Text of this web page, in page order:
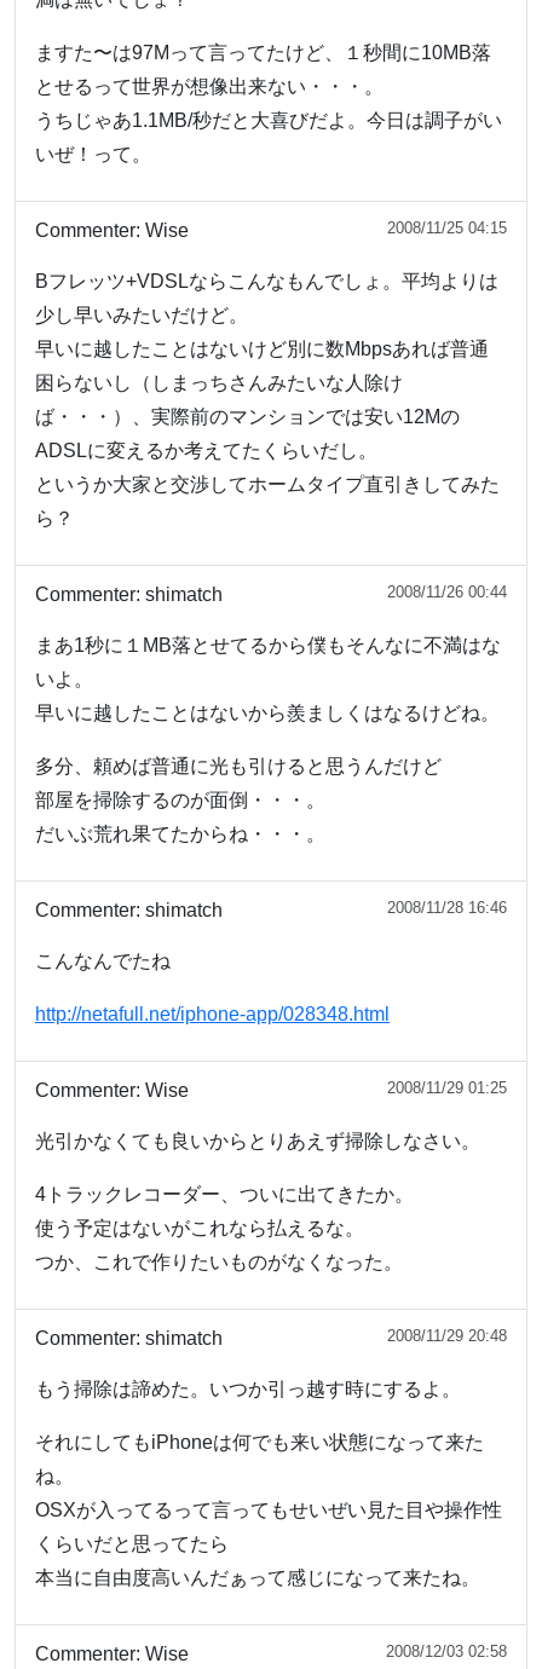
ますた〜は97Mって言ってたけど、１秒間に10MB落
とせるって世界が想像出来ない・・・。
うちじゃあ1.1MB/秒だと大喜びだよ。今日は調子がい
いぜ！って。
Commenter: Wise 2008/11/25 04:15
Bフレッツ+VDSLならこんなもんでしょ。平均よりは
少し早いみたいだけど。
早いに越したことはないけど別に数Mbpsあれば普通
困らないし（しまっちさんみたいな人除け
ば・・・）、実際前のマンションでは安い12Mの
ADSLに変えるか考えてたくらいだし。
というか大家と交渉してホームタイプ直引きしてみた
ら？
Commenter: shimatch 2008/11/26 00:44
まあ1秒に１MB落とせてるから僕もそんなに不満はな
いよ。
早いに越したことはないから羨ましくはなるけどね。
多分、頼めば普通に光も引けると思うんだけど
部屋を掃除するのが面倒・・・。
だいぶ荒れ果てたからね・・・。
Commenter: shimatch 2008/11/28 16:46
こんなんでたね
http://netafull.net/iphone-app/028348.html
Commenter: Wise 2008/11/29 01:25
光引かなくても良いからとりあえず掃除しなさい。
4トラックレコーダー、ついに出てきたか。
使う予定はないがこれなら払えるな。
つか、これで作りたいものがなくなった。
Commenter: shimatch 2008/11/29 20:48
もう掃除は諦めた。いつか引っ越す時にするよ。
それにしてもiPhoneは何でも来い状態になって来た
ね。
OSXが入ってるって言ってもせいぜい見た目や操作性
くらいだと思ってたら
本当に自由度高いんだぁって感じになって来たね。
Commenter: Wise 2008/12/03 02:58